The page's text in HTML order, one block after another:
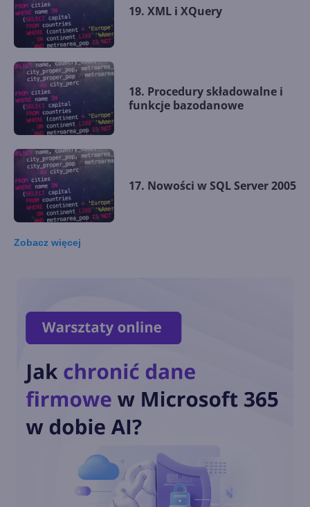
19. XML i XQuery
18. Procedury składowalne i
funkcje bazodanowe
17. Nowości w SQL Server 2005
15. Nowości w "Data Control
Language", czyli parę słów o
schematach
14. Praca z podzapytańami,
zmiennymi tabelarycznymi
Zobacz więcej